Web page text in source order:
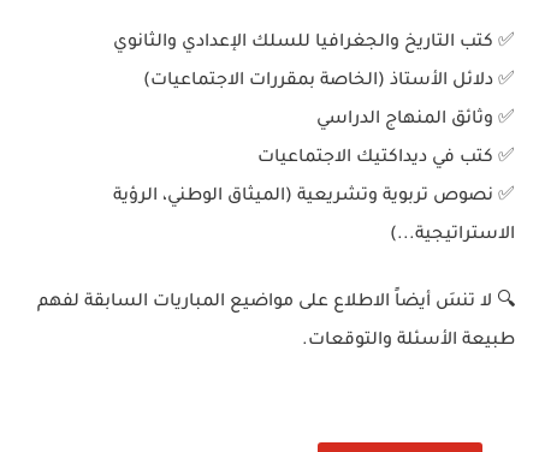
✅ كتب التاريخ والجغرافيا للسلك الإعدادي والثانوي
✅ دلائل الأستاذ (الخاصة بمقررات الاجتماعيات)
✅ وثائق المنهاج الدراسي
✅ كتب في ديداكتيك الاجتماعيات
✅ نصوص تربوية وتشريعية (الميثاق الوطني، الرؤية
الاستراتيجية...)
🔍 لا تنسَ أيضاً الاطلاع على مواضيع المباريات السابقة لفهم
طبيعة الأسئلة والتوقعات.